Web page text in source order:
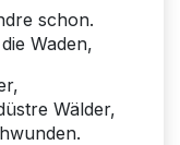
schon.
Waden,
Wälder,